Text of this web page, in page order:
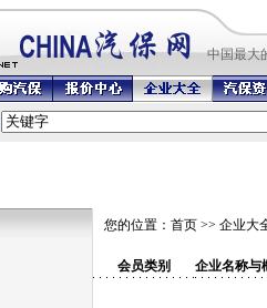
中国最大
您的位置： 首页 >> 企业大
会员类别 企业名称与